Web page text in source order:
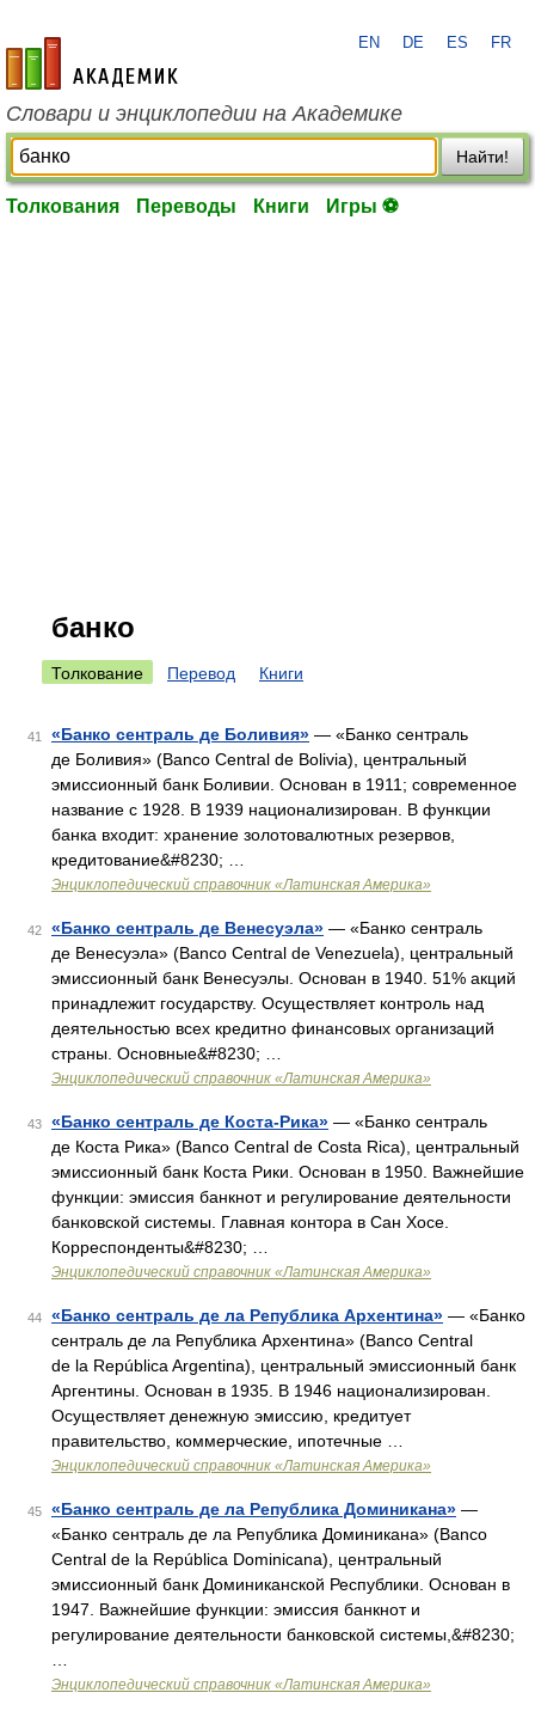
academic.ru
EN DE ES FR
Словари и энциклопедии на Академике
Найти!
Толкования Переводы Книги Игры ⚽
банко
Толкование Перевод Книги
41 «Банко сентраль де Боливия» — «Банко сентраль
де Боливия» (Banco Central de Bolivia), центральный
эмиссионный банк Боливии. Основан в 1911; современное
название с 1928. В 1939 национализирован. В функции
банка входит: хранение золотовалютных резервов,
кредитование&#8230; …
Энциклопедический справочник «Латинская Америка»
42 «Банко сентраль де Венесуэла» — «Банко сентраль
де Венесуэла» (Banco Central de Venezuela), центральный
эмиссионный банк Венесуэлы. Основан в 1940. 51% акций
принадлежит государству. Осуществляет контроль над
деятельностью всех кредитно финансовых организаций
страны. Основные&#8230; …
Энциклопедический справочник «Латинская Америка»
43 «Банко сентраль де Коста-Рика» — «Банко сентраль
де Коста Рика» (Banco Central de Costa Rica), центральный
эмиссионный банк Коста Рики. Основан в 1950. Важнейшие
функции: эмиссия банкнот и регулирование деятельности
банковской системы. Главная контора в Сан Хосе.
Корреспонденты&#8230; …
Энциклопедический справочник «Латинская Америка»
44 «Банко сентраль де ла Република Архентина» — «Банко
сентраль де ла Република Архентина» (Banco Central
de la República Argentina), центральный эмиссионный банк
Аргентины. Основан в 1935. В 1946 национализирован.
Осуществляет денежную эмиссию, кредитует
правительство, коммерческие, ипотечные …
Энциклопедический справочник «Латинская Америка»
45 «Банко сентраль де ла Република Доминикана» —
«Банко сентраль де ла Република Доминикана» (Banco
Central de la República Dominicana), центральный
эмиссионный банк Доминиканской Республики. Основан в
1947. Важнейшие функции: эмиссия банкнот и
регулирование деятельности банковской системы,&#8230;
Энциклопедический справочник «Латинская Америка»